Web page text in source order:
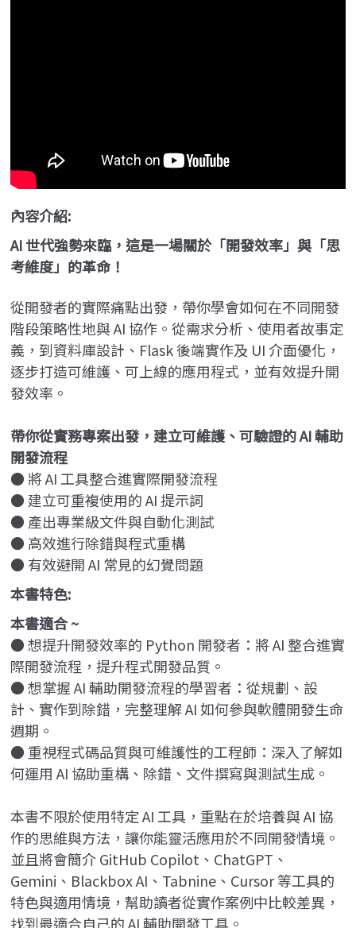
內容介紹:
AI世代強勢來臨，這是一場關於「開發效率」與「思
考維度」的革命！
從開發者的實際痛點出發，帶你學會如何在不同開發
階段策略性地與 AI 協作。從需求分析、使用者故事定
義，到資料庫設計、Flask 後端實作及 UI 介面優化，
逐步打造可維護、可上線的應用程式，並有效提升開
發效率。
帶你從實務專案出發，建立可維護、可驗證的 AI 輔助
開發流程
● 將 AI 工具整合進實際開發流程
● 建立可重複使用的 AI 提示詞
● 產出專業級文件與自動化測試
● 高效進行除錯與程式重構
● 有效避開 AI 常見的幻覺問題
本書特色:
本書適合 ~
●想提升開發效率的 Python 開發者：將 AI 整合進實
際開發流程，提升程式開發品質。
● 想掌握 AI 輔助開發流程的學習者：從規劃、設
計、實作到除錯，完整理解 AI 如何參與軟體開發生命
週期。
● 重視程式碼品質與可維護性的工程師：深入了解如
何運用 AI 協助重構、除錯、文件撰寫與測試生成。
本書不限於使用特定 AI 工具，重點在於培養與 AI 協
作的思維與方法，讓你能靈活應用於不同開發情境。
並且將會簡介 GitHub Copilot、ChatGPT、
Gemini、Blackbox AI、Tabnine、Cursor 等工具的
特色與適用情境，幫助讀者從實作案例中比較差異，
找到最適合自己的 AI 輔助開發工具。